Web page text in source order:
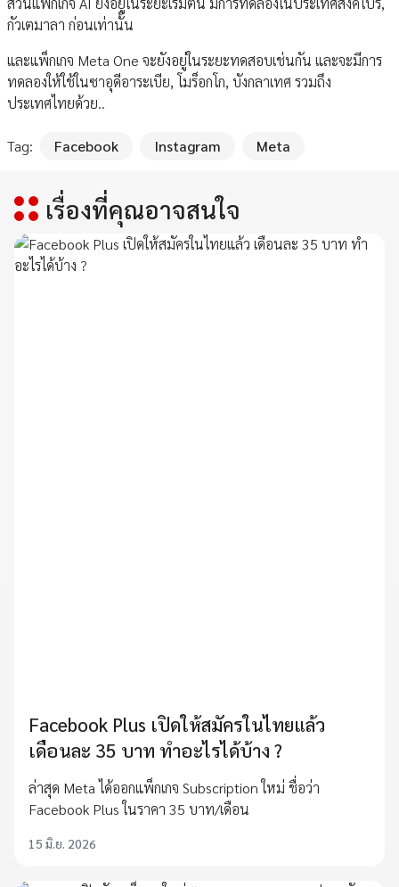
กัวเตมาลา ก่อนเท่านั้น
และแพ็กเกจ Meta One จะยังอยู่ในระยะทดสอบเช่นกัน และจะมีการ
ทดลองให้ใช้ในซาอุดีอาระเบีย, โมร็อกโก, บังกลาเทศ รวมถึง
ประเทศไทยด้วย..
Tag: Facebook Instagram Meta
เรื่องที่คุณอาจสนใจ
Facebook Plus เปิดให้สมัครในไทยแล้ว
เดือนละ 35 บาท ทำอะไรได้บ้าง ?
ล่าสุด Meta ได้ออกแพ็กเกจ Subscription ใหม่ ชื่อว่า
Facebook Plus ในราคา 35 บาท/เดือน
15 มิ.ย. 2026